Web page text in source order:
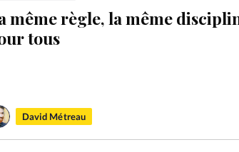
même règle, la même
tous
David Métreau